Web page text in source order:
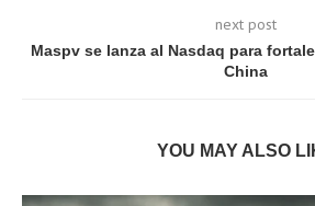
next post
Maspv se lanza al Nasdaq para
China
YOU MAY ALSO